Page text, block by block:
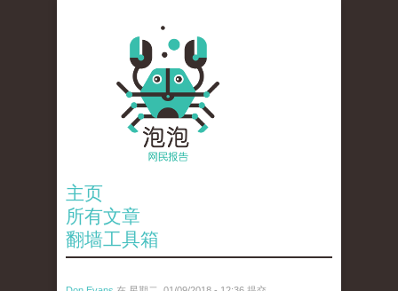
主页
所有文章
翻墙工具箱